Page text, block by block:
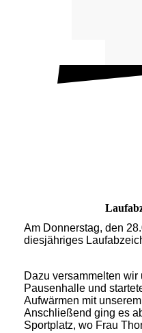
Am Donnerstag, den
diesjähriges
Dazu versammelten
Pausenhalle und
Aufwärmen mit
Anschließend ging es
Sportplatz, wo Frau